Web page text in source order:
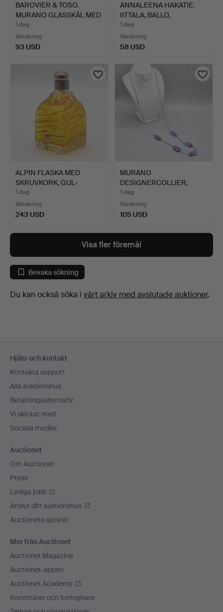
BAROVIER & TOSO.
MURANO GLASSKÅL MED
SILVE…
1 dag
Värdering
93 USD
ANNALEENA HAKATIE.
IITTALA, BALLO,
VÄRMELJ…
1 dag
Värdering
58 USD
ALPIN FLASKA MED
SKRUVKORK, GUL-
ORANGE, RI…
1 dag
Värdering
243 USD
MURANO
DESIGNERCOLLIER,
STUDIOGLAS, SILVER…
1 dag
Värdering
105 USD
Visa fler föremål
Bevaka sökning
Du kan också söka i vårt arkiv med avslutade auktioner.
Hjälp och kontakt
Kontakta support
Alla auktionshus
Betalningsalternativ
Vi skickar med
Sociala medier
Auctionet
Om Auctionet
Press
Lediga jobb
Anslut ditt auktionshus
Auctionets garanti
Mer från Auctionet
Auctionet Magazine
Auctionet-appen
Auctionet Academy
Konstnärer och formgivare